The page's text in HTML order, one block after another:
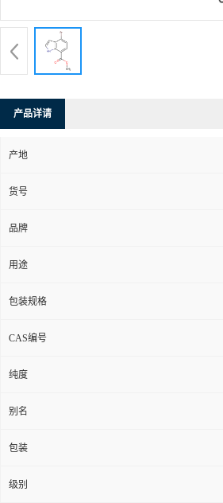
产品详请
产地
货号
品牌
用途
包装规格
CAS编号
纯度
别名
包装
级别